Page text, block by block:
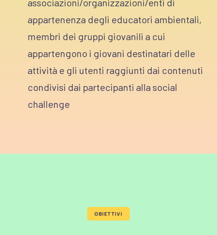
associazioni/organizzazioni/enti di
appartenenza degli educatori ambientali,
membri dei gruppi giovanili a cui
appartengono i giovani destinatari delle
attività e gli utenti raggiunti dai contenuti
condivisi dai partecipanti alla social
challenge
OBIETTIVI